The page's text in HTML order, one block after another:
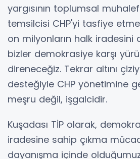
yargısının toplumsal
temsilcisi CHP'yi tasfiye
on milyonların halk iradesini
bizler demokrasiye karşı
direneceğiz. Tekrar altını
desteğiyle CHP yönetimine
meşru değil, işgalcidir.
​Kuşadası TİP olarak,
iradesine sahip çıkma
dayanışma içinde